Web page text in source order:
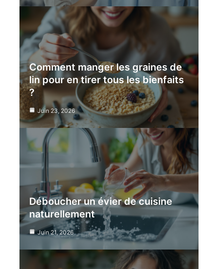
Comment manger les graines de
lin pour en tirer tous les bienfaits
?
Juin 23, 2026
Déboucher un évier de cuisine
naturellement
Juin 21, 2026